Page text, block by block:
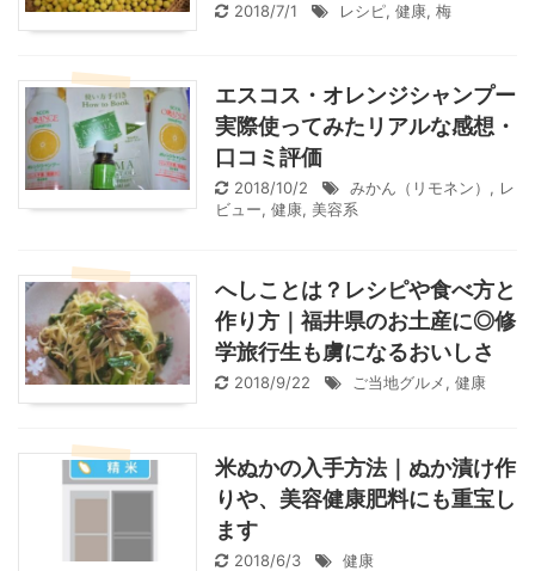
2018/7/1 レシピ, 健康, 梅
エスコス・オレンジシャンプー
実際使ってみたリアルな感想・
口コミ評価
2018/10/2 みかん（リモネン） , レ
ビュー, 健康, 美容系
へしことは？レシピや食べ方と
作り方｜福井県のお土産に◎修
学旅行生も虜になるおいしさ
2018/9/22 ご当地グルメ, 健康
米ぬかの入手方法｜ぬか漬け作
りや、美容健康肥料にも重宝し
ます
2018/6/3 健康